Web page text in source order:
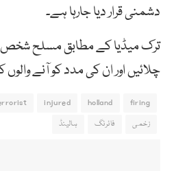
دشمنی قرار دیا جارہا ہے۔
ترک میڈیا کے مطابق مسلح شخص
چلائیں اور ان کی مدد کو آنے والوں
firing
holland
injured
زخمی
فائرنگ ہالینڈ